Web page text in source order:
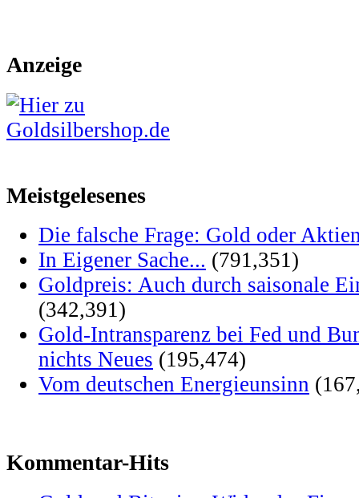
Anzeige
Meistgelesenes
Die falsche Frage: Gold oder
In Eigener Sache... (791,351)
Goldpreis: Auch durch saisonale
(342,391)
Gold-Intransparenz bei Fed und
nichts Neues (195,474)
Vom deutschen Energieunsinn
Kommentar-Hits